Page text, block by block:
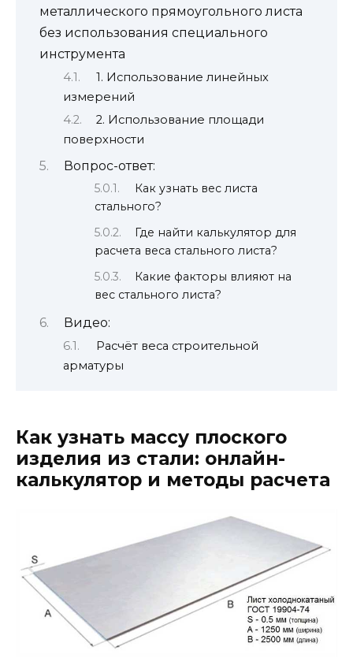
металлического прямоугольного листа
без использования специального
инструмента
1. Использование линейных
измерений
2. Использование площади
поверхности
Вопрос-ответ:
Как узнать вес листа
стального?
Где найти калькулятор для
расчета веса стального листа?
Какие факторы влияют на
вес стального листа?
Видео:
Расчёт веса строительной
арматуры
Как узнать массу плоского
изделия из стали: онлайн-
калькулятор и методы расчета